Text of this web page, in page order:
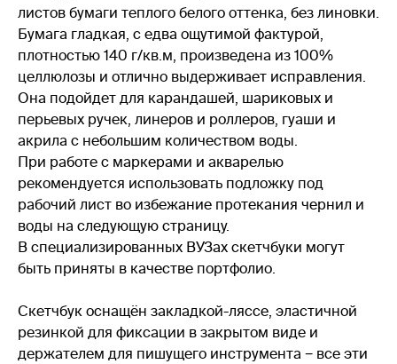
листов бумаги теплого белого оттенка, без линовки.
Бумага гладкая, с едва ощутимой фактурой,
плотностью 140 г/кв.м, произведена из 100%
целлюлозы и отлично выдерживает исправления.
Она подойдет для карандашей, шариковых и
перьевых ручек, линеров и роллеров, гуаши и
акрила с небольшим количеством воды.
При работе с маркерами и акварелью
рекомендуется использовать подложку под
рабочий лист во избежание протекания чернил и
воды на следующую страницу.
В специализированных ВУЗах скетчбуки могут
быть приняты в качестве портфолио.
Скетчбук оснащён закладкой-ляссе, эластичной
резинкой для фиксации в закрытом виде и
держателем для пишущего инструмента − все эти